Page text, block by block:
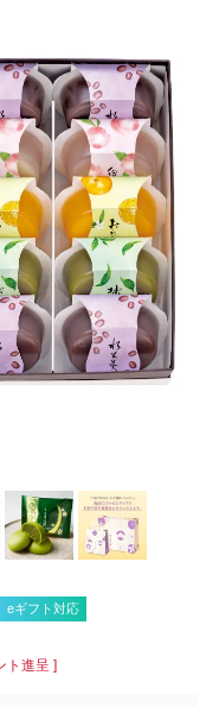
eギフト対応
ト進呈 ]